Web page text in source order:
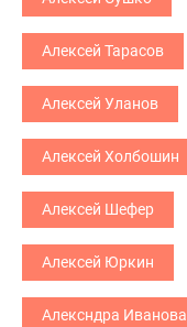
Алексей Тарасов
Алексей Уланов
Алексей Холбошин
Алексей Шефер
Алексей Юркин
Алексндра Иванова